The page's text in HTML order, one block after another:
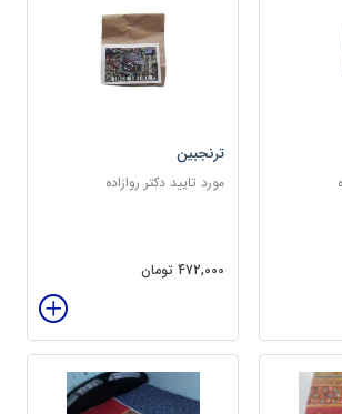
ترنجبین
مورد تایید دکتر روازاده
472,000 تومان